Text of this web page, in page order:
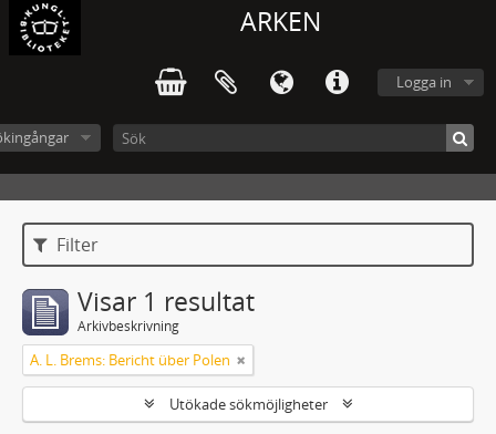
ARKEN
Logga in
Filter
Visar 1 resultat
Arkivbeskrivning
A. L. Brems: Bericht über Polen
Utökade sökmöjligheter